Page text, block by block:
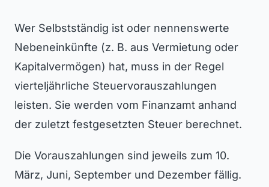
Wer Selbstständig ist oder nennenswerte
Nebeneinkünfte (z. B. aus Vermietung oder
Kapitalvermögen) hat, muss in der Regel
vierteljährliche Steuervorauszahlungen
leisten. Sie werden vom Finanzamt anhand
der zuletzt festgesetzten Steuer berechnet.
Die Vorauszahlungen sind jeweils zum 10.
März, Juni, September und Dezember fällig.